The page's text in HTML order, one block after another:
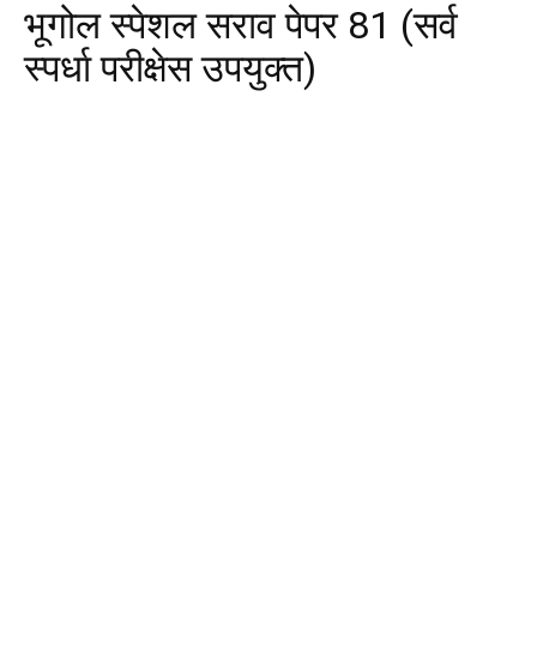
भूगोल स्पेशल सराव पेपर 81 (सर्व
स्पर्धा परीक्षेस उपयुक्त)